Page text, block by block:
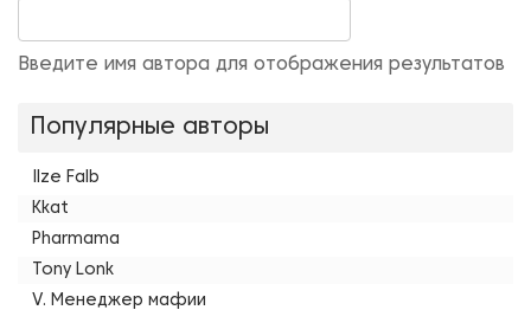
Введите имя автора для отображения результатов
Популярные авторы
Ilze Falb
Kkat
Pharmama
Tony Lonk
V. Менеджер мафии